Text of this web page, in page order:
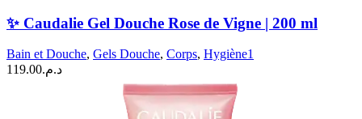
✨ Caudalie Gel Douche Rose de Vigne | 200 ml
Bain et Douche, Gels Douche, Corps, Hygiène1
د.م.119.00